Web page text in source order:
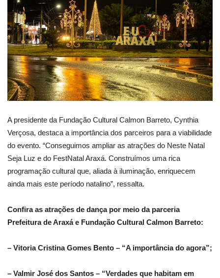
A presidente da Fundação Cultural Calmon Barreto, Cynthia
Verçosa, destaca a importância dos parceiros para a viabilidade
do evento. “Conseguimos ampliar as atrações do Neste Natal
Seja Luz e do FestNatal Araxá. Construímos uma rica
programação cultural que, aliada à iluminação, enriquecem
ainda mais este período natalino”, ressalta.
Confira as atrações de dança por meio da parceria
Prefeitura de Araxá e Fundação Cultural Calmon Barreto:
– Vitoria Cristina Gomes Bento – “A importância do agora”;
– Valmir José dos Santos – “Verdades que habitam em